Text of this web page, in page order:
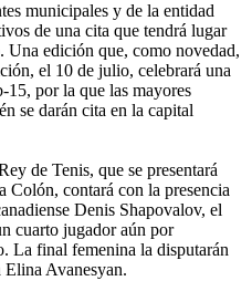
municipales y de la entidad
de una cita que tendrá lugar
edición que, como novedad,
el 10 de julio, celebrará una
15, por la que las mayores
se darán cita en la capital
de Tenis, que se presentará
Colón, contará con la presencia
Denis Shapovalov, el
cuarto jugador aún por
La final femenina la disputarán
Avanesyan.